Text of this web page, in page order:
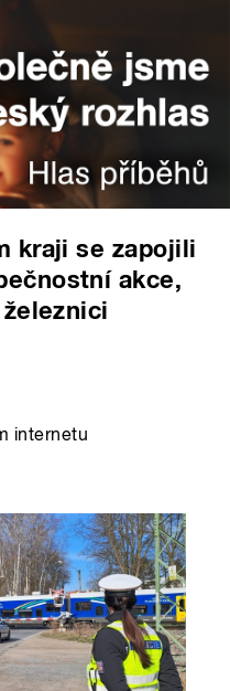
kraji se zapojili
akce,
internetu